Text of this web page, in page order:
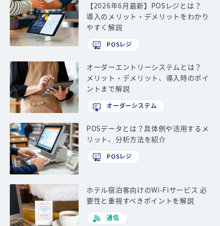
【2026年6月最新】POSレジとは？
導入のメリット・デメリットをわかり
やすく解説
POSレジ
オーダーエントリーシステムとは？
メリット・デメリット、導入時のポイ
ントまで解説
オーダーシステム
POSデータとは？具体例や活用するメ
リット、分析方法を紹介
POSレジ
ホテル宿泊客向けのWi-Fiサービス 必
要性と重視すべきポイントを解説
通信